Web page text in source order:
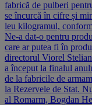
fabrică de pulberi
se încurcă în cifre și
leu kilogramul,
Ne-a dat-o pentru
care ar putea fi în
directorul Viorel
a început la finalul
de la fabricile de
la Rezervele de Stat.
al Romarm, Bogdan